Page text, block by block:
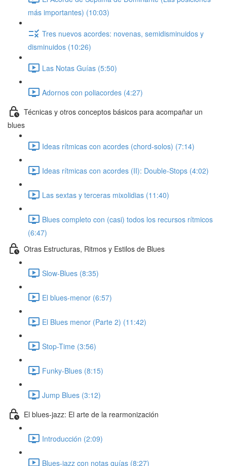
más importantes) (10:03)
Tres nuevos acordes: novenas, semidisminuidos y
disminuidos (10:26)
Las Notas Guías (5:50)
Adornos con poliacordes (4:27)
Técnicas y otros conceptos básicos para acompañar un
blues
Ideas rítmicas con acordes (chord-solos) (7:14)
Ideas rítmicas con acordes (II): Double-Stops (4:02)
Las sextas y terceras mixolidias (11:40)
Blues completo con (casi) todos los recursos rítmicos
(6:47)
Otras Estructuras, Ritmos y Estilos de Blues
Slow-Blues (8:35)
El blues-menor (6:57)
El Blues menor (Parte 2) (11:42)
Stop-Time (3:56)
Funky-Blues (8:15)
Jump Blues (3:12)
El blues-jazz: El arte de la rearmonización
Introducción (2:09)
Blues-jazz con notas guías (8:27)